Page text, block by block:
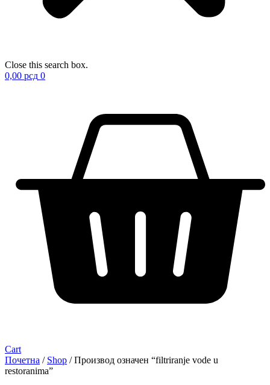
Close this search box.
0,00 рсд 0
Cart
Почетна / Shop / Производ oзначен “filtriranje vode u
restoranima”